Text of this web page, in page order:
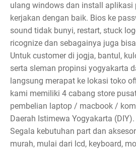
ulang windows dan install aplikasi
kerjakan dengan baik. Bios ke
sound tidak bunyi, restart, stuck
ricognize dan sebagainya juga
Untuk customer di jogja, bantul,
serta sleman propinsi yogyakarta
langsung merapat ke lokasi toko
kami memiliki 4 cabang store
pembelian laptop / macbook /
Daerah Istimewa Yogyakarta (DIY).
Segala kebutuhan part dan
murah, mulai dari lcd, keyboard,